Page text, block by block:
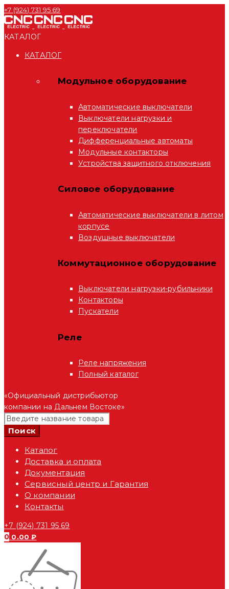
+7 (924) 731 95 69
КАТАЛОГ
КАТАЛОГ
Модульное оборудование
Автоматические выключатели
Выключатели нагрузки и
переключатели
Дифференциальные автоматы
Модульные контакторы
Устройства защитного отключения
Силовое оборудование
Автоматические выключатели в литом
корпусе
Воздушные выключатели
Коммутационное оборудование
Выключатели нагрузки-рубильники
Контакторы
Пускатели
Реле
Реле напряжения
Полный каталог
«Официальный дистрибьютор
компании на Дальнем Востоке»
Каталог
Доставка и оплата
Документация
Сервисный центр и Гарантия
О компании
Контакты
+7 (924) 731 95 69
0 0.00₽